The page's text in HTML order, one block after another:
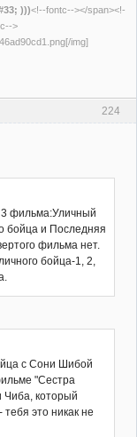
)))<!--fontc--></span><!-
>
img]
224
фильма:Уличный
бойца и Последняя
фильма нет.
бойца-1, 2,
с Сони Шибой
"Сестра
Чиба, который
это никак не